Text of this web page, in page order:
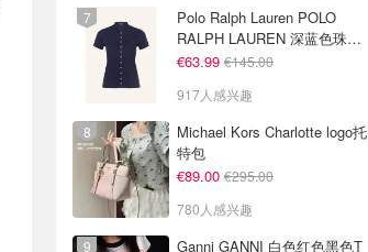
Polo Ralph Lauren POLO
RALPH LAUREN 深蓝色珠地
布 Polo衫
€63.99 €145.00
917人感兴趣
Michael Kors Charlotte logo托
特包
€89.00 €295.00
780人感兴趣
Ganni GANNI 白色红色黑色T